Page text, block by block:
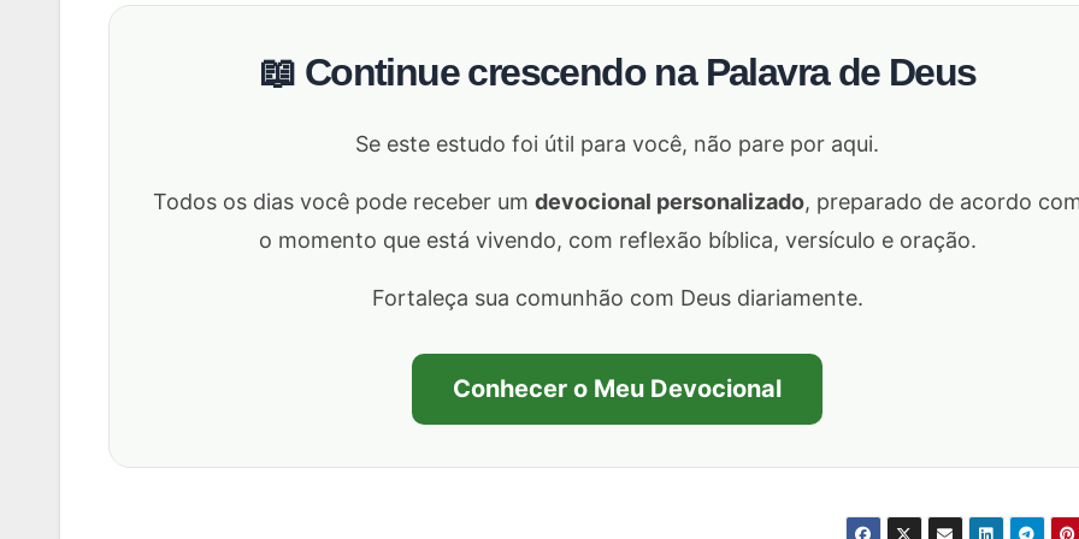
📖 Continue crescendo na Palavra de Deus
Se este estudo foi útil para você, não pare por aqui.
Todos os dias você pode receber um devocional personalizado, preparado de acordo
o momento que está vivendo, com reflexão bíblica, versículo e oração.
Fortaleça sua comunhão com Deus diariamente.
Conhecer o Meu Devocional